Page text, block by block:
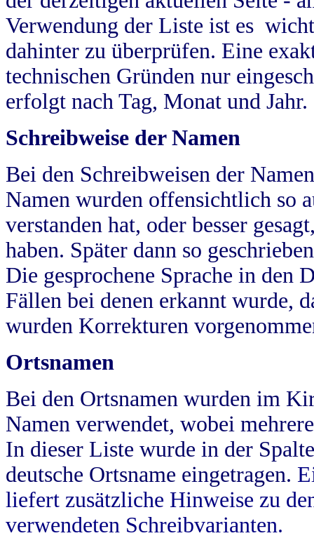
Verwendung der Liste ist es
dahinter zu überprüfen. Eine
technischen Gründen nur
erfolgt nach Tag, Monat und Jahr.
Schreibweise der Namen
Bei den Schreibweisen der
Namen wurden offensichtlich so
verstanden hat, oder besser
haben. Später dann so
Die gesprochene Sprache in
Fällen bei denen erkannt wurde,
wurden Korrekturen
Ortsnamen
Bei den Ortsnamen wurden im
Namen verwendet, wobei
In dieser Liste wurde in der
deutsche Ortsname eingetragen.
liefert zusätzliche Hinweise zu
verwendeten Schreibvarianten.